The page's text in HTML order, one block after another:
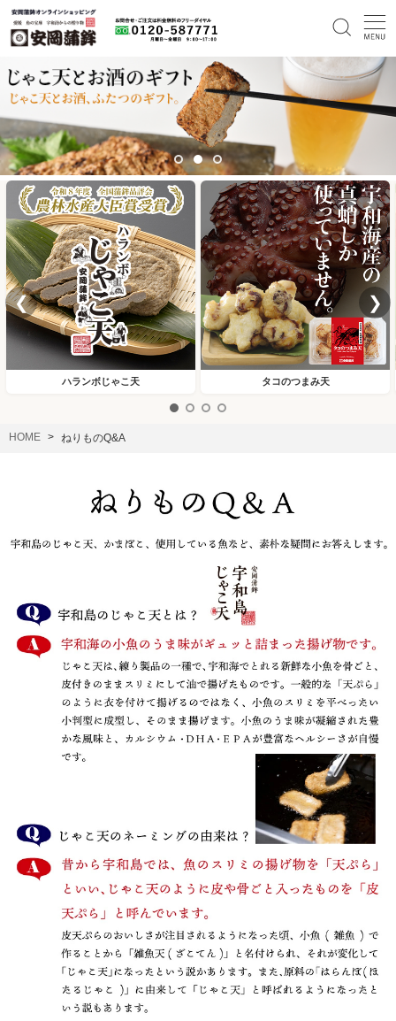
ハランボじゃこ天 タコのつまみ天
❮ ❯
HOME ねりものQ&A